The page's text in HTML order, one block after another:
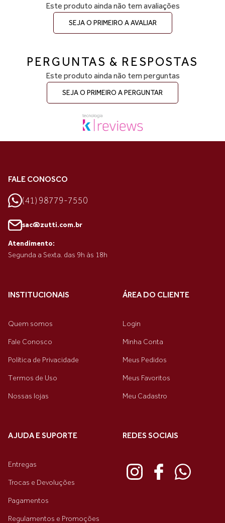
Este produto ainda não tem avaliações
SEJA O PRIMEIRO A AVALIAR
PERGUNTAS & RESPOSTAS
Este produto ainda não tem perguntas
SEJA O PRIMEIRO A PERGUNTAR
FALE CONOSCO
(41) 98779-7550
sac@zutti.com.br
Atendimento:
Segunda a Sexta. das 9h às 18h
INSTITUCIONAIS
Quem somos
Fale Conosco
Política de Privacidade
Termos de Uso
Nossas lojas
ÁREA DO CLIENTE
Login
Minha Conta
Meus Pedidos
Meus Favoritos
Meu Cadastro
AJUDA E SUPORTE
Entregas
Trocas e Devoluções
Pagamentos
Regulamentos e Promoções
REDES SOCIAIS